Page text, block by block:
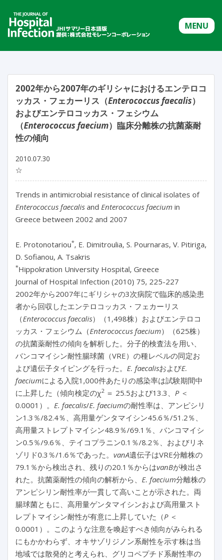
MENU
2002年から2007年のギリシャにおけるエンテロコ
ッカス・フェカーリス（Enterococcus faecalis）
およびエンテロコッカス・フェシウム
（Enterococcus faecium）臨床分離株の抗菌薬耐
性の傾向
2010.07.30
☆
Trends in antimicrobial resistance of clinical isolates of
Enterococcus faecalis and Enterococcus faecium in
Greece between 2002 and 2007
E. Protonotariou*, E. Dimitroulia, S. Pournaras, V. Pitiriga,
D. Sofianou, A. Tsakris
*Hippokration University Hospital, Greece
Journal of Hospital Infection (2010) 75, 225-227
2002年から2007年にギリシャの3次病院で臨床的感染患
者から回収したエンテロコッカス・フェカーリス
（Enterococcus faecalis）（1,498株）およびエンテロコ
ッカス・フェシウム（Enterococcus faecium）（625株）
の抗菌薬耐性の傾向を解析した。分子的検査法を用い、
バンコマイシン耐性腸球菌（VRE）の種レベルの同定お
よび遺伝子タイピングを行った。 E. faecalisおよびE.
faeciumによる入院1,000件あたりの感染率は試験期間中
に上昇した（傾向検定のχ2＝ 25.5および13.3、 P＜
0.0001）。 E. faecalis/E. faeciumの耐性率は、アンピシリ
ン1.3％/82.4％、高用量ゲンタマイシン45.6％/51.2％、
高用量ストレプトマイシン48.9％/69.1％、バンコマイシ
ン0.5％/9.6％、テイコプラニン0.1％/8.2％、およびリネ
ゾリド0.3％/1.6％であった。 vanA遺伝子はVRE分離株の
79.1％から検出され、残りの20.1％からはvanBが検出さ
れた。抗菌薬耐性の傾向の解析から、 E. faecium分離株の
アンピシリン耐性率が一貫して高いことが示された。両
腸球菌ともに、高用量ゲンタマイシンおよび高用量スト
レプトマイシン耐性が有意に上昇していた（P＜
0.0001）。このような注意を喚起すべき傾向がみられる
にもかかわらず、オキサゾリジノン系耐性を示す株は当
地域では散発的と考えられ、グリコペプチド系耐性率の